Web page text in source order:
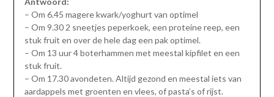
– Om 6.45 magere kwark/yoghurt van optimel
– Om 9.30 2 sneetjes peperkoek, een proteine reep, een
stuk fruit en over de hele dag een pak optimel.
– Om 13 uur 4 boterhammen met meestal kipfilet en een
stuk fruit.
– Om 17.30 avondeten. Altijd gezond en meestal iets van
aardappels met groenten en vlees, of pasta’s of rijst.